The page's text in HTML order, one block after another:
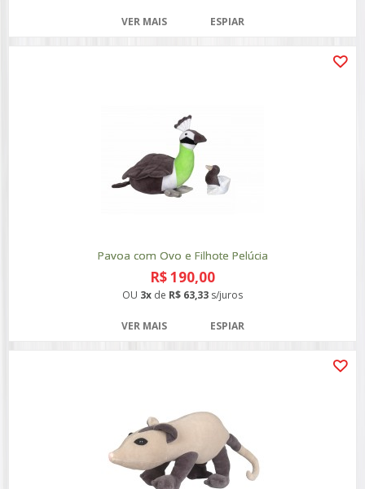
VER MAIS ESPIAR
Pavoa com Ovo e Filhote Pelúcia
R$ 190,00
OU 3x de R$ 63,33 s/juros
VER MAIS ESPIAR